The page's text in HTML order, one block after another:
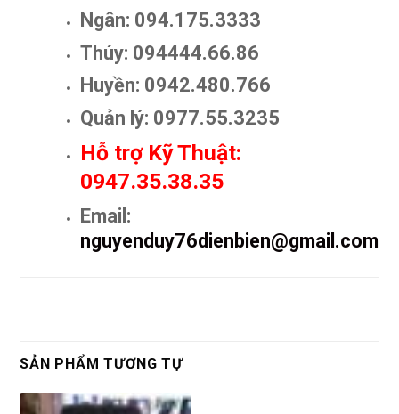
Ngân: 094.175.3333
Thúy: 094444.66.86
Huyền: 0942.480.766
Quản lý: 0977.55.3235
Hỗ trợ Kỹ Thuật:
0947.35.38.35
Email:
nguyenduy76dienbien@gmail.com
SẢN PHẨM TƯƠNG TỰ